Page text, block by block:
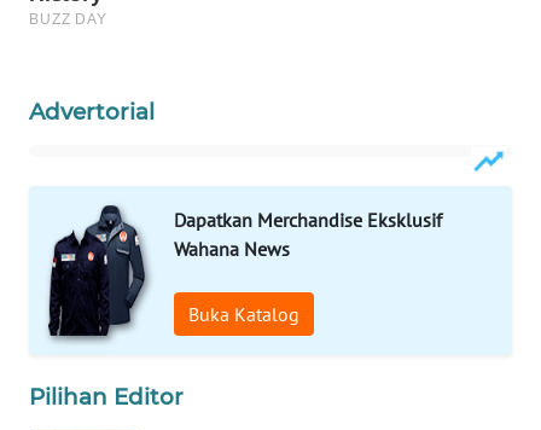
Advertorial
Dapatkan Merchandise Eksklusif
Wahana News
Buka Katalog
Pilihan Editor
WAHANA
TANI
WAHANA
ADVOKAT